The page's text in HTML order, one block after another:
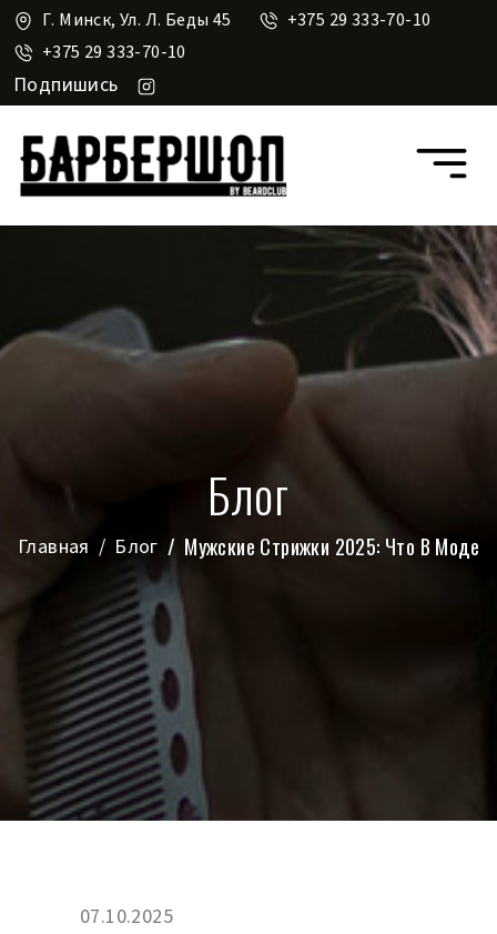
Г. Минск, Ул. Л. Беды 45
+375 29 333-70-10
+375 29 333-70-10
Подпишись
Блог
Главная Блог Мужские Стрижки 2025: Что В Моде
07.10.2025